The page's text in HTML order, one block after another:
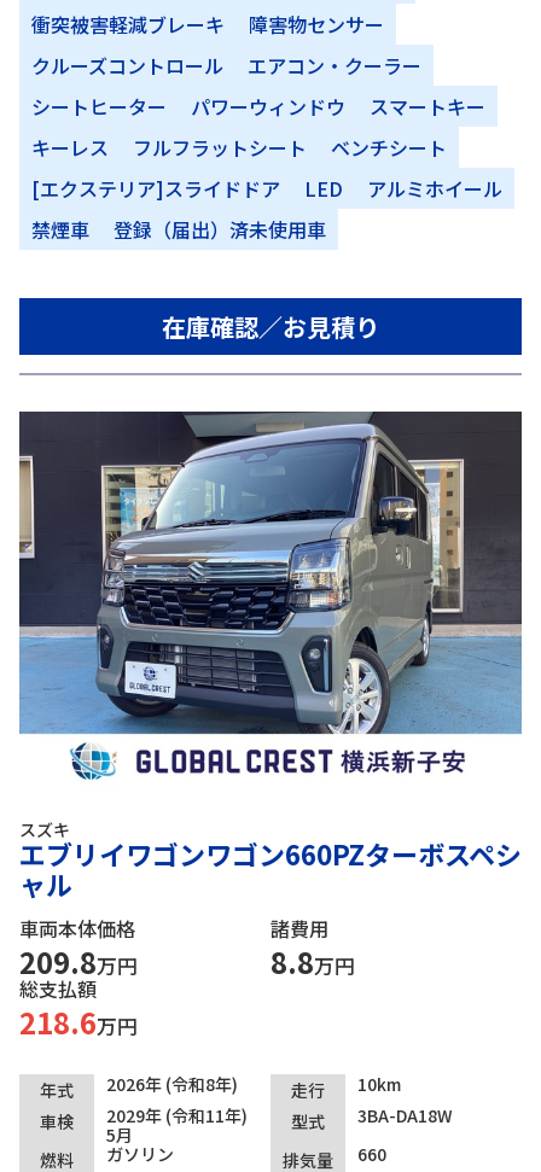
衝突被害軽減ブレーキ
障害物センサー
クルーズコントロール
エアコン・クーラー
シートヒーター
パワーウィンドウ
スマートキー
キーレス
フルフラットシート
ベンチシート
[エクステリア]スライドドア
LED
アルミホイール
禁煙車
登録（届出）済未使用車
在庫確認／お見積り
スズキ
エブリイワゴンワゴン660PZターボスペシ
ャル
車両本体価格
209.8万円
諸費用
8.8万円
総支払額
218.6万円
年式 2026年 (令和8年) 走行
10km
車検
2029年 (令和11年)
5月
型式
3BA-DA18W
燃料
ガソリン 排気量 660